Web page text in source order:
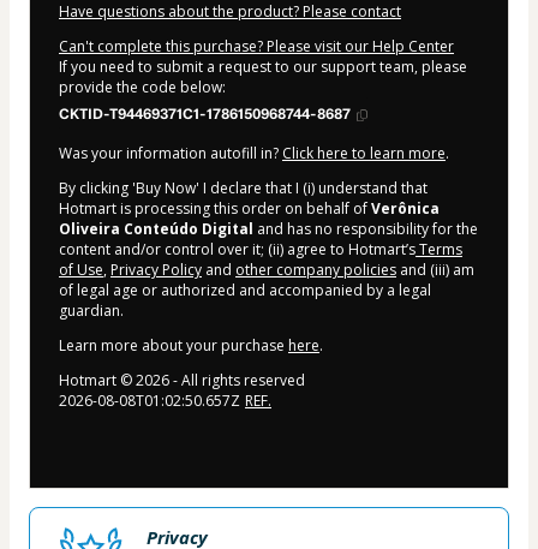
Have questions about the product? Please contact
Can't complete this purchase? Please visit our Help Center
If you need to submit a request to our support team, please
provide the code below:
CKTID-T94469371C1-1786150968744-8687
Was your information autofill in? Click here to learn more.
By clicking 'Buy Now' I declare that I (i) understand that
Hotmart is processing this order on behalf ofVerônica
Oliveira Conteúdo Digital and has no responsibility for the
content and/or control over it; (ii) agree to Hotmart’sTerms
of Use, Privacy Policy and other company policies and (iii) am
of legal age or authorized and accompanied by a legal
guardian.
Learn more about your purchase here.
Hotmart ©2026- All rights reserved
2026-08-08T01:02:50.657Z REF.
Privacy